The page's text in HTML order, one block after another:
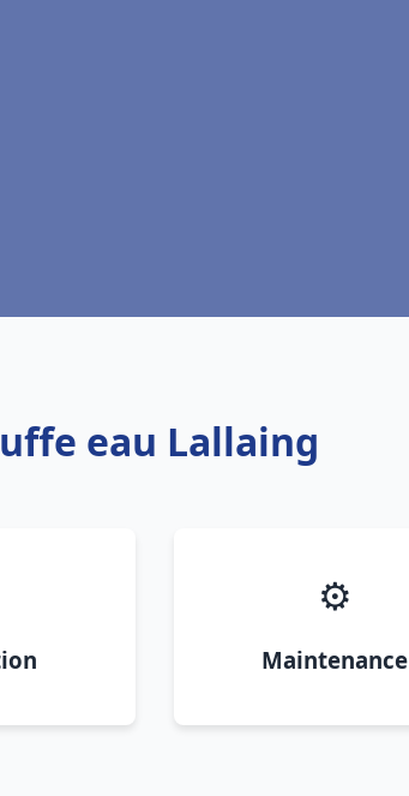
eau Lallaing
⚙️
Maintenance